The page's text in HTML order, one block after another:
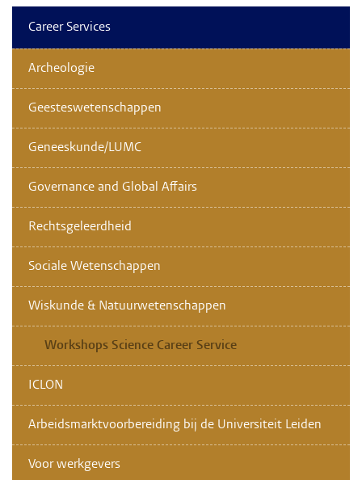
Career Services
Archeologie
Geesteswetenschappen
Geneeskunde/LUMC
Governance and Global Affairs
Rechtsgeleerdheid
Sociale Wetenschappen
Wiskunde & Natuurwetenschappen
Workshops Science Career Service
ICLON
Arbeidsmarktvoorbereiding bij de Universiteit Leiden
Voor werkgevers